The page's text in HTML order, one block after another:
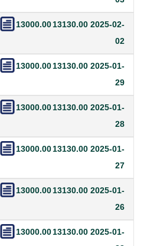
13130.00
13000.00
13130.00
13000.00
13130.00
13000.00
13130.00
13000.00
13130.00
13000.00
13130.00
13000.00